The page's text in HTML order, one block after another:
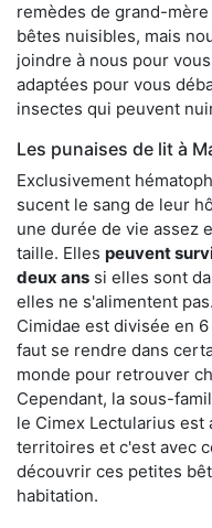
remèdes de grand-
bêtes nuisibles, mais
joindre à nous pour
adaptées pour vous
insectes qui peuvent
Les punaises de lit à
Exclusivement
sucent le sang de leur
une durée de vie assez
taille. Elles peuvent
deux ans si elles sont
elles ne s'alimentent
Cimidae est divisée en
faut se rendre dans
monde pour retrouver
Cependant, la sous-
le Cimex Lectularius
territoires et c'est avec
découvrir ces petites
habitation.